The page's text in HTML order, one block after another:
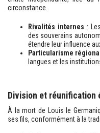
circonstance.
Rivalités internes :
des souverains
étendre leur influence
Particularisme
langues et les
Division et réunification
À la mort de Louis le
ses fils, conformément à la